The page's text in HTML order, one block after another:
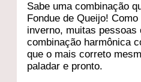
Sabe uma combinação
Fondue de Queijo!
inverno, muitas
combinação harmônica
que o mais correto
paladar e pronto.